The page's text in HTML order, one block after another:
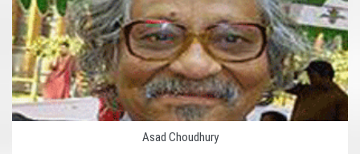
Asad Choudhury